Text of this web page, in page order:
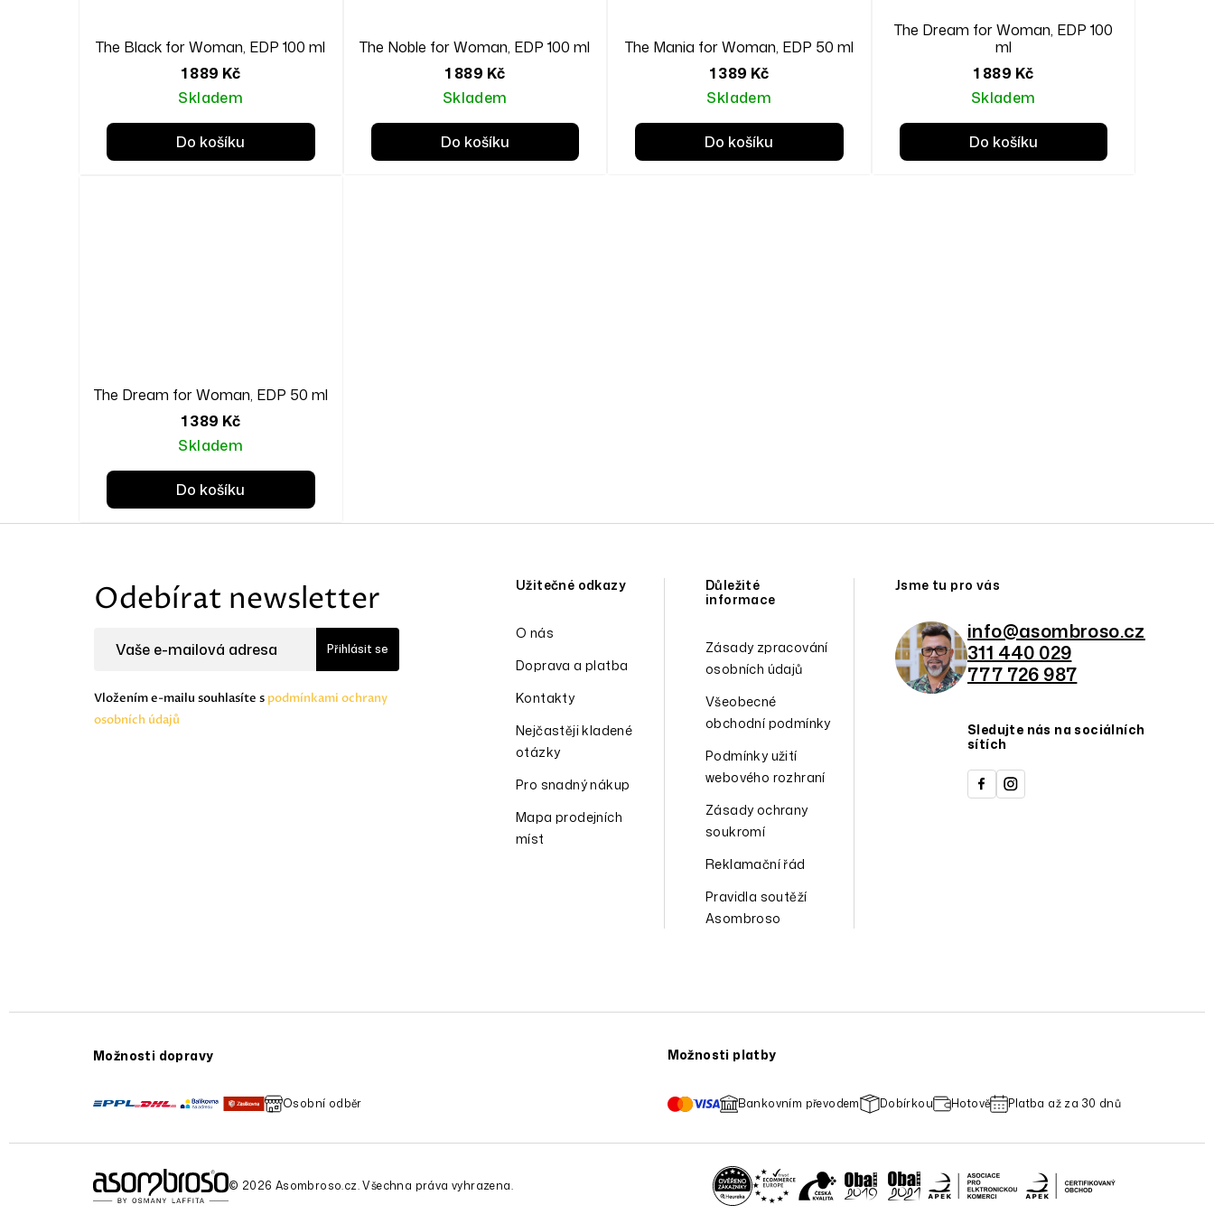
The Black for Woman, EDP 100 ml
1 889 Kč
Skladem
Do košíku
The Noble for Woman, EDP 100 ml
1 889 Kč
Skladem
Do košíku
The Mania for Woman, EDP 50 ml
1 389 Kč
Skladem
Do košíku
The Dream for Woman, EDP 100
ml
1 889 Kč
Skladem
Do košíku
The Dream for Woman, EDP 50 ml
1 389 Kč
Skladem
Do košíku
Odebírat newsletter
Přihlásit se
Vložením e-mailu souhlasíte s podmínkami ochrany
osobních údajů
Užitečné odkazy
O nás
Doprava a platba
Kontakty
Nejčastěji kladené
otázky
Pro snadný nákup
Mapa prodejních
míst
Důležité
informace
Zásady zpracování
osobních údajů
Všeobecné
obchodní podmínky
Podmínky užití
webového rozhraní
Zásady ochrany
soukromí
Reklamační řád
Pravidla soutěží
Asombroso
Jsme tu pro vás
info@asombroso.cz
311 440 029
777 726 987
Sledujte nás na sociálních
sítích
Možnosti dopravy
Osobní odběr
Možnosti platby
Bankovním převodem Dobírkou Hotově Platba až za 30 dnů
© 2026 Asombroso.cz. Všechna práva vyhrazena.